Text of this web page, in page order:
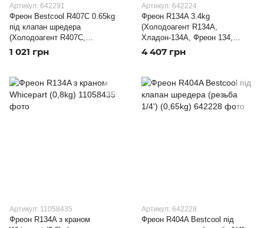
Артикул: 642291
Фреон Bestcool R407C 0.65kg
під клапан шредера
(Холодоагент R407C,
Хладон-407C, Фреон 407,
ДФУ-407C)
1 021 грн
Артикул: 642224
Фреон R134A 3.4kg
(Холодоагент R134A,
Хладон-134A, Фреон 134,
ДФУ-134A, HFC-134 А)
4 407 грн
Артикул: 11058435
Фреон R134A з краном
Артикул: 642228
Фреон R404A Bestcool під